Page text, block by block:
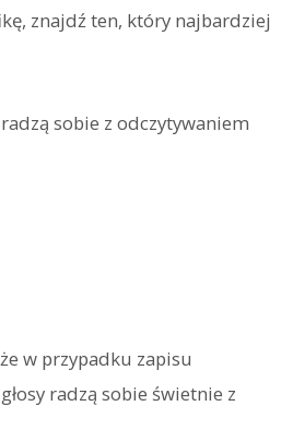
znajdź ten, który najbardziej
sobie z odczytywaniem
w przypadku zapisu
radzą sobie świetnie z